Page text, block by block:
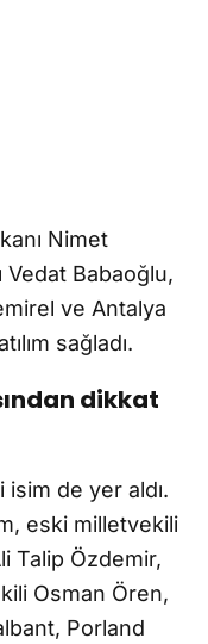
Nimet
Vedat Babaoğlu,
ve Antalya
sağladı.
dikkat
de yer aldı.
eski milletvekili
Talip Özdemir,
Osman Ören,
Porland